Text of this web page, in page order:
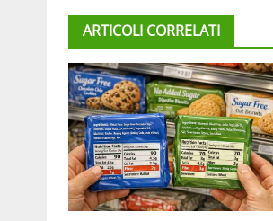
ARTICOLI CORRELATI